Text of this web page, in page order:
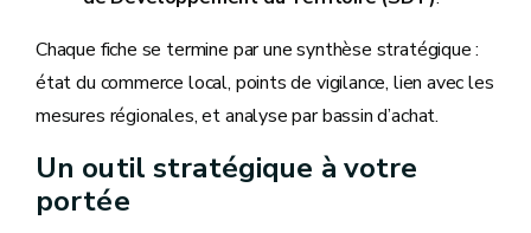
Chaque fiche se termine par une synthèse stratégique :
état du commerce local, points de vigilance, lien avec les
mesures régionales, et analyse par bassin d’achat.
Un outil stratégique à votre
portée